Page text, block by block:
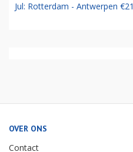
Jul: Rotterdam - Antwerpen €21
OVER ONS
Contact